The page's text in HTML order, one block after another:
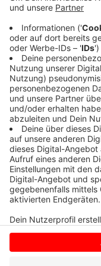
In Borken geht
Unternehmen und
machen. Borken
darauf, die
Werbezwecke zu
Anzeige
Anzeige